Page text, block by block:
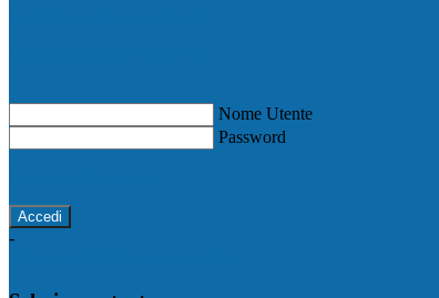
Nome Utente
Password
-